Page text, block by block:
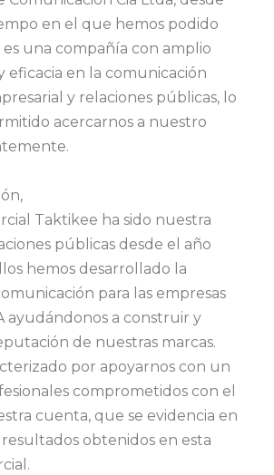
en el que hemos podido
una compañía con amplio
eficacia en la comunicación
y relaciones públicas, lo
acercarnos a nuestro
Taktikee ha sido nuestra
públicas desde el año
hemos desarrollado la
para las empresas
ayudándonos a construir y
de nuestras marcas.
por apoyarnos con un
comprometidos con el
cuenta, que se evidencia en
resultados obtenidos en esta